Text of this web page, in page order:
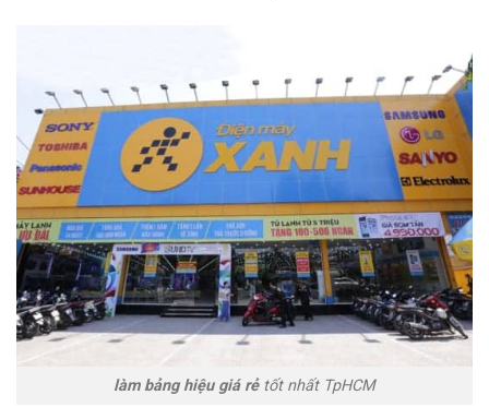
làm bảng hiệu giá rẻtốt nhất TpHCM